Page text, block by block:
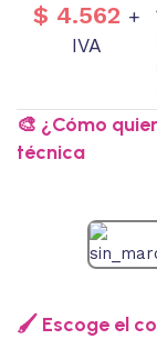
$ 4.562 +
IVA
🎨 ¿Cómo
técnica
🖌️ Escoge el